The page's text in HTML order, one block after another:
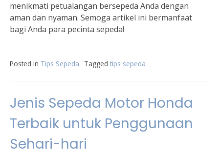
menikmati petualangan bersepeda Anda dengan
aman dan nyaman. Semoga artikel ini bermanfaat
bagi Anda para pecinta sepeda!
Posted in Tips Sepeda Tagged tips sepeda
Jenis Sepeda Motor Honda
Terbaik untuk Penggunaan
Sehari-hari